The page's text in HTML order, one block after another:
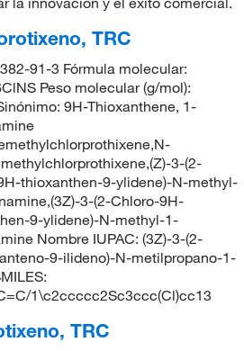
TRC
91-3 Fórmula molecular:
Peso molecular (g/mol):
9H-Thioxanthene, 1-
3-(2-
thioxanthen-9-ylidene)-N-methyl-
3-(2-Chloro-9H-
9-ylidene)-N-methyl-1-
Nombre IUPAC: (3Z)-3-(2-
9-ilideno)-N-metilpropano-1-
1\c2ccccc2Sc3ccc(Cl)cc13
TRC